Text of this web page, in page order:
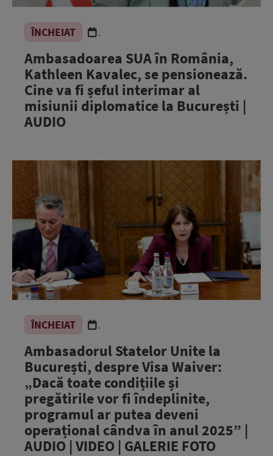
ÎNCHEIAT .
Ambasadoarea SUA în România,
Kathleen Kavalec, se pensionează.
Cine va fi șeful interimar al
misiunii diplomatice la București |
AUDIO
ÎNCHEIAT .
Ambasadorul Statelor Unite la
București, despre Visa Waiver:
„Dacă toate condițiile și
pregătirile vor fi îndeplinite,
programul ar putea deveni
operațional cândva în anul 2025” |
AUDIO | VIDEO | GALERIE FOTO